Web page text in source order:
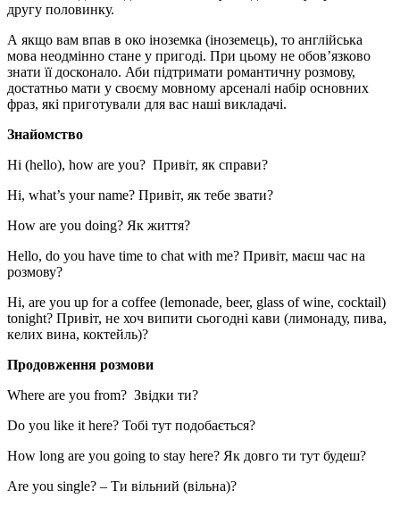
другу половинку.
А якщо вам впав в око іноземка (іноземець), то англійська
мова неодмінно стане у пригоді. При цьому не обов’язково
знати її досконало. Аби підтримати романтичну розмову,
достатньо мати у своєму мовному арсеналі набір основних
фраз, які приготували для вас наші викладачі.
Знайомство
Hi (hello), how are you? Привіт, як справи?
Hi, what’s your name? Привіт, як тебе звати?
How are you doing? Як життя?
Hello, do you have time to chat with me? Привіт, маєш час на
розмову?
Hi, are you up for a coffee (lemonade, beer, glass of wine, cocktail)
tonight? Привіт, не хоч випити сьогодні кави (лимонаду, пива,
келих вина, коктейль)?
Продовження розмови
Where are you from? Звідки ти?
Do you like it here? Тобі тут подобається?
How long are you going to stay here? Як довго ти тут будеш?
Are you single? – Ти вільний (вільна)?